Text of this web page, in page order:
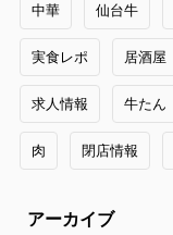
中華 仙台牛
実食レポ 居酒屋
求人情報 牛たん
肉 閉店情報
アーカイブ